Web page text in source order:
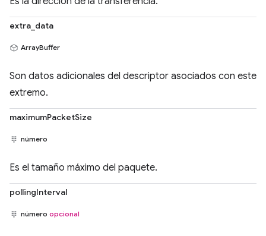
extra_data
ArrayBuffer
Son datos adicionales del descriptor asociados con este
extremo.
maximumPacketSize
número
Es el tamaño máximo del paquete.
pollingInterval
número opcional